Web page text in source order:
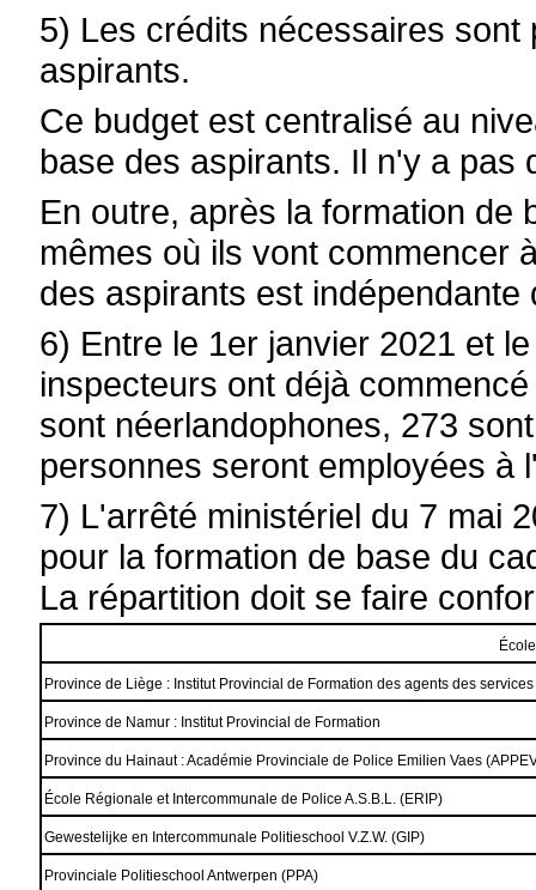
5) Les crédits nécessaires
aspirants.
Ce budget est centralisé au
base des aspirants. Il n'y a pas
En outre, après la formation de
mêmes où ils vont commencer
des aspirants est indépendante
6) Entre le 1er janvier 2021 et
inspecteurs ont déjà
sont néerlandophones, 273
personnes seront employées à
7) L'arrêté ministériel du 7 mai
pour la formation de base du
La répartition doit se faire
Province de Liège : Institut Provincial de Formation des agents des
Province de Namur : Institut Provincial de Formation
Province du Hainaut : Académie Provinciale de Police Emilien Vaes
École Régionale et Intercommunale de Police A.S.B.L. (ERIP)
Gewestelijke en Intercommunale Politieschool V.Z.W. (GIP)
Provinciale Politieschool Antwerpen (PPA)